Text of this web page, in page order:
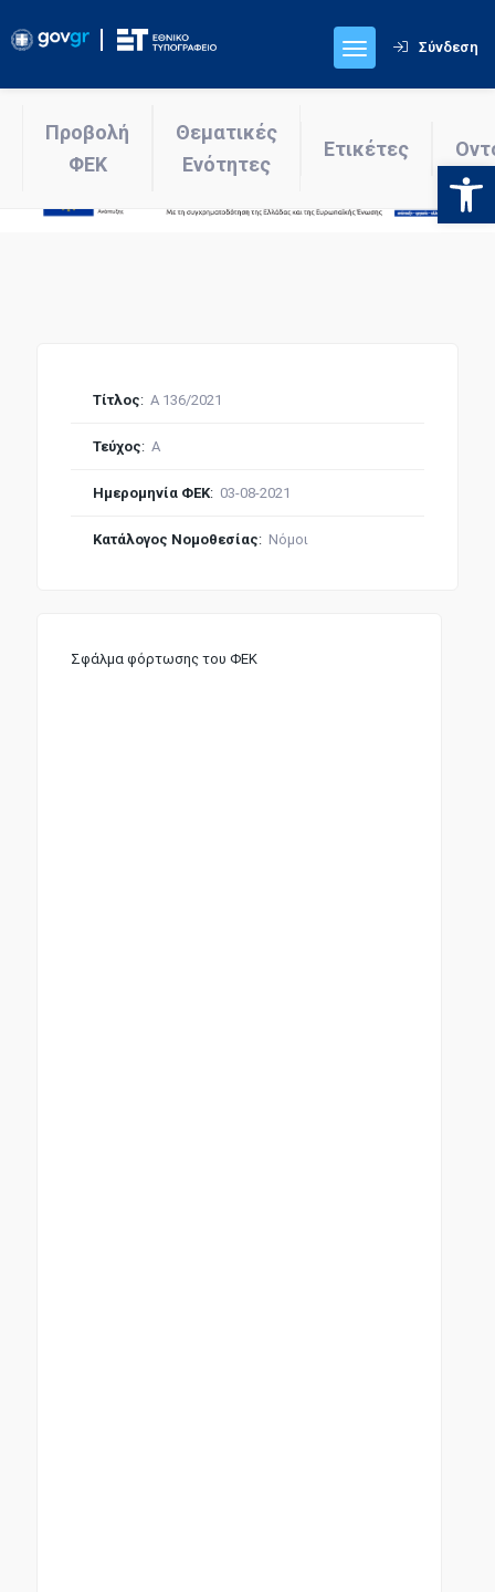
Σύνδεση
Προβολή
ΦΕΚ
Θεματικές
Ενότητες
Ετικέτες
Σφάλμα φόρτωσης του ΦΕΚ
Τίτλος: Α 136/2021
Τεύχος: Α
Ημερομηνία ΦΕΚ: 03-08-2021
Κατάλογος Νομοθεσίας: Νόμοι